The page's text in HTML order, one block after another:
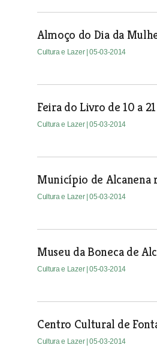
Almoço do Dia da
Cultura e Lazer | 05-03-2014
Feira do Livro de 10 a
Cultura e Lazer | 05-03-2014
Município de Alcanena
Cultura e Lazer | 05-03-2014
Museu da Boneca de
Cultura e Lazer | 05-03-2014
Centro Cultural de
Cultura e Lazer | 05-03-2014